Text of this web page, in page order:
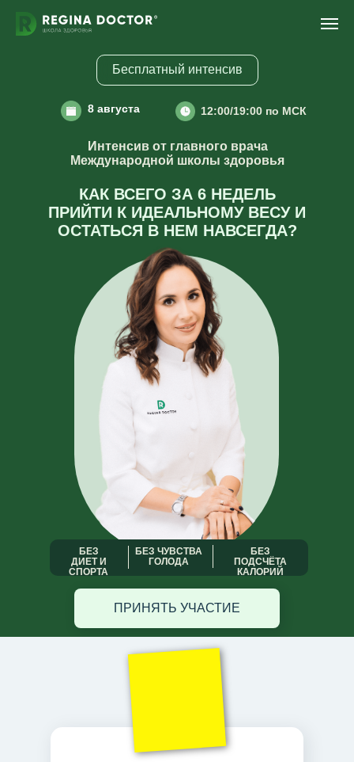
Интенсив отглавного врача
Международной школы здоровья
ПРИНЯТЬ УЧАСТИЕ
КАК ВСЕГО ЗА 6 НЕДЕЛЬ
ПРИЙТИ К ИДЕАЛЬНОМУ ВЕСУ И
ОСТАТЬСЯ В НЕМ НАВСЕГДА?
Бесплатный интенсив
8 августа
БЕЗ ЧУВСТВА
ГОЛОДА
БЕЗ
ПОДСЧЁТА
КАЛОРИЙ
БЕЗ
ДИЕТ И
СПОРТА
12:00/19:00 по МСК